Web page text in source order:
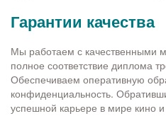
Гарантии качества
Мы работаем с качественными
полное соответствие диплома
Обеспечиваем оперативную
конфиденциальность.
успешной карьере в мире кино